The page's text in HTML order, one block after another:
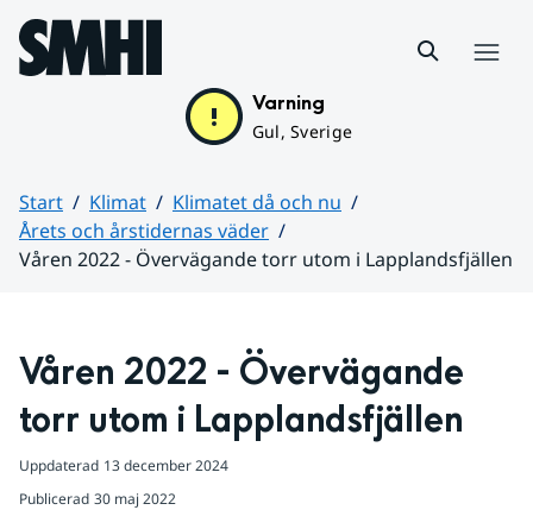
Hoppa till sidans innehåll
Varning
Gul, Sverige
Start Klimat
Klimatet då och nu
Årets och årstidernas väder
Våren 2022 - Övervägande torr utom i Lapplandsfjällen
Våren 2022 - Övervägande
torr utom i Lapplandsfjällen
Uppdaterad 13 december 2024
Publicerad 30 maj 2022